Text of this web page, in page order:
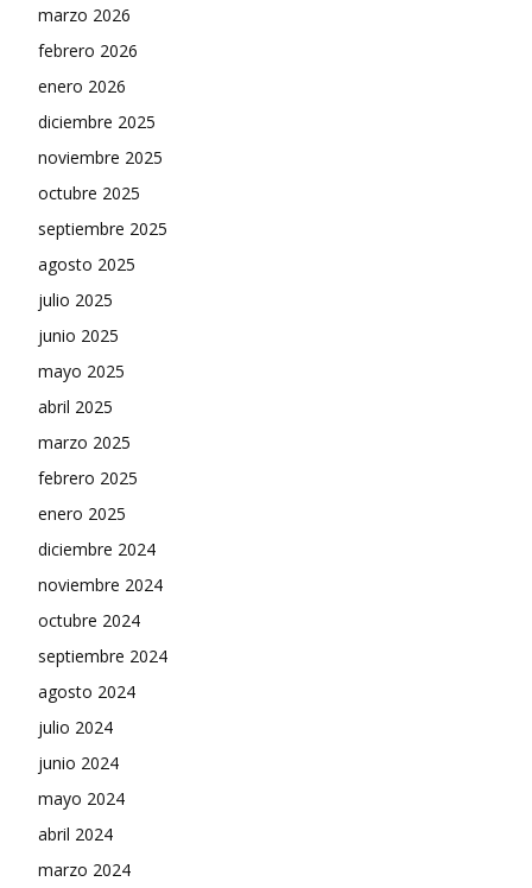
marzo 2026
febrero 2026
enero 2026
diciembre 2025
noviembre 2025
octubre 2025
septiembre 2025
agosto 2025
julio 2025
junio 2025
mayo 2025
abril 2025
marzo 2025
febrero 2025
enero 2025
diciembre 2024
noviembre 2024
octubre 2024
septiembre 2024
agosto 2024
julio 2024
junio 2024
mayo 2024
abril 2024
marzo 2024